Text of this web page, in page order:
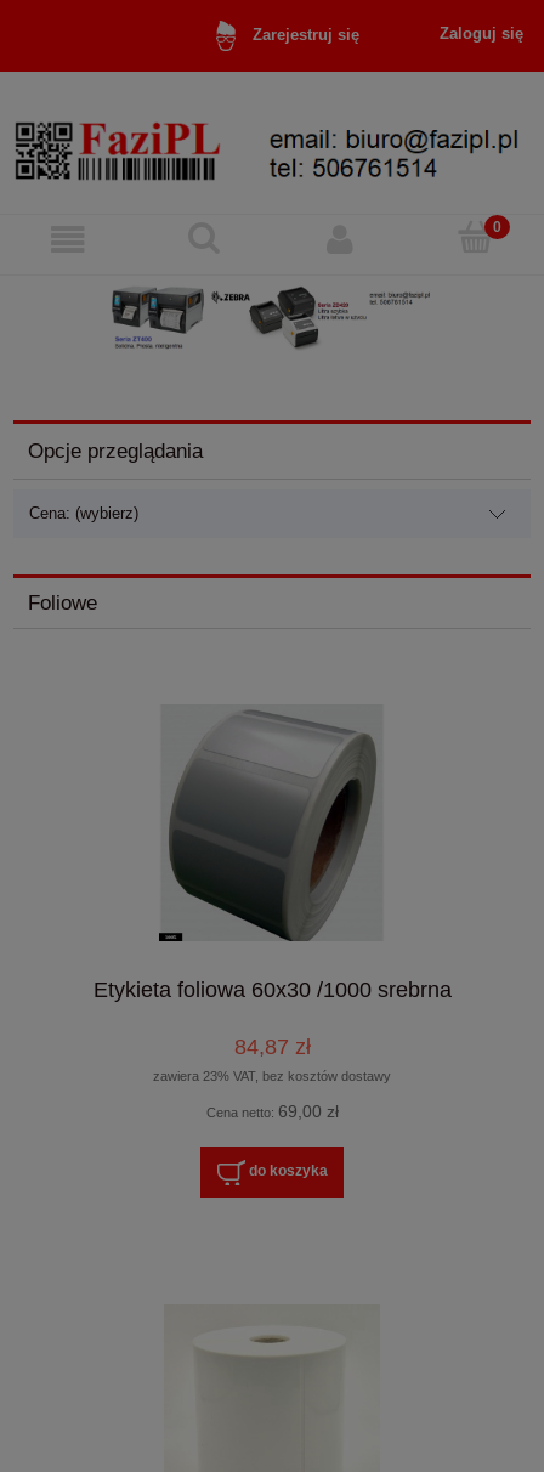
Zarejestruj się Zaloguj się
Opcje przeglądania
Cena: (wybierz)
Foliowe
Etykieta foliowa 60x30 /1000 srebrna
84,87 zł
zawiera 23% VAT, bez kosztów dostawy
Cena netto: 69,00 zł
do koszyka